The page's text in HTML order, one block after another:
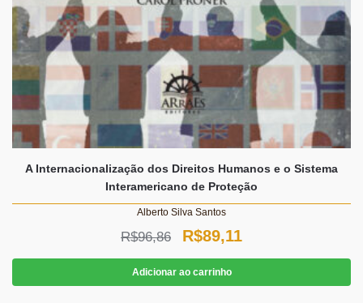
A Internacionalização dos Direitos Humanos e o Sistema
Interamericano de Proteção
Alberto Silva Santos
R$96,86
O
preço
original
R$89,11
preço
atual
Adicionar ao carrinho